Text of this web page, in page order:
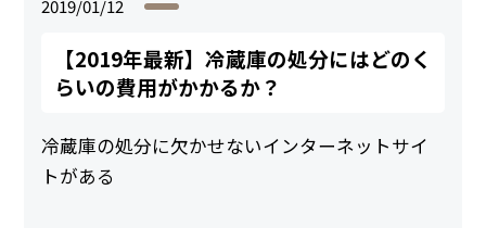
2019/01/12
【2019年最新】冷蔵庫の処分にはどのく
らいの費用がかかるか？
冷蔵庫の処分に欠かせないインターネットサイ
トがある